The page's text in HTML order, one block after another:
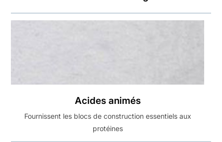
Acides animés
Fournissent les blocs de construction essentiels aux
protéines